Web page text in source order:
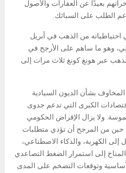
بعيدًا عن العقارات والأصول
تدعم الطلب على السبائك.
احتياطياته من الذهب في أبريل
وهو ما ساهم على الأرجح في
عبر هونغ كونغ ثلاث مرات إلى
بشأن الديون السيادية
الكبرى التي تدعم جدوى
ولا يزال الإقراض الحكومي
من المرجح أن تؤدي متطلبات
إلى الكهربة، والذكاء الاصطناعي،
إلى استمرار الضغط التصاعدي
وتوقعات التضخم على المدى